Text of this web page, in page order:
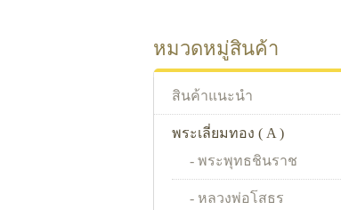
หมวดหมู่สินค้า
สินค้าแนะนำ
พระเลี่ยมทอง ( A )
- พระพุทธชินราช
- หลวงพ่อโสธร